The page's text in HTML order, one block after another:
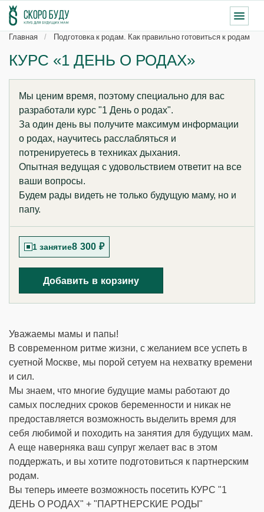
Главная Подготовка к родам. Как правильно готовиться к родам
КУРС «1 ДЕНЬ О РОДАХ»‎
Мы ценим время, поэтому специально для вас
разработали курс "1 День о родах".
За один день вы получите максимум информации
о родах, научитесь расслабляться и
потренируетесь в техниках дыхания.
Опытная ведущая с удовольствием ответит на все
ваши вопросы.
Будем рады видеть не только будущую маму, но и
папу.
1 занятие8 300 ₽
Добавить в корзину
Уважаемы мамы и папы!
В современном ритме жизни, с желанием все успеть в
суетной Москве, мы порой сетуем на нехватку времени
и сил.
Мы знаем, что многие будущие мамы работают до
самых последних сроков беременности и никак не
предоставляется возможность выделить время для
себя любимой и походить на занятия для будущих мам.
А еще наверняка ваш супруг желает вас в этом
поддержать, и вы хотите подготовиться к партнерским
родам.
Вы теперь имеете возможность посетить КУРС "1
ДЕНЬ О РОДАХ" + "ПАРТНЕРСКИЕ РОДЫ"